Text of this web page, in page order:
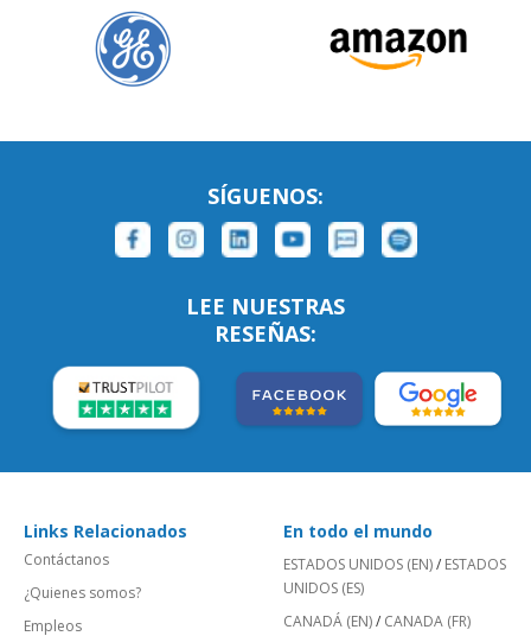
SÍGUENOS:
LEE NUESTRAS
RESEÑAS:
Links Relacionados
Contáctanos
¿Quienes somos?
Empleos
En todo el mundo
ESTADOS UNIDOS (EN)/ ESTADOS
UNIDOS (ES)
CANADÁ (EN)/ CANADA (FR)